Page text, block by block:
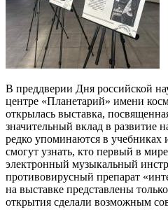
В преддверии Дня российской
центре «Планетарий» имени
открылась выставка,
значительный вклад в развитие
редко упоминаются в учебниках
смогут узнать, кто первый в
электронный музыкальный
противовирусный препарат
на выставке представлены
открытия сделали возможным